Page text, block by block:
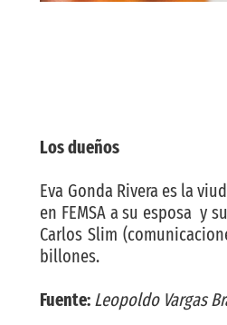
Los dueños
Eva Gonda Rivera es la
en FEMSA a su esposa y
Carlos Slim
billones.
Fuente: Leopoldo Vargas